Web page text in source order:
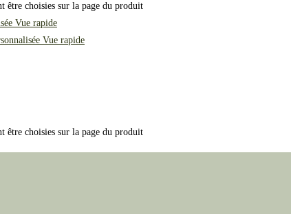
être choisies sur la page du produit
Vue rapide
Vue rapide
être choisies sur la page du produit